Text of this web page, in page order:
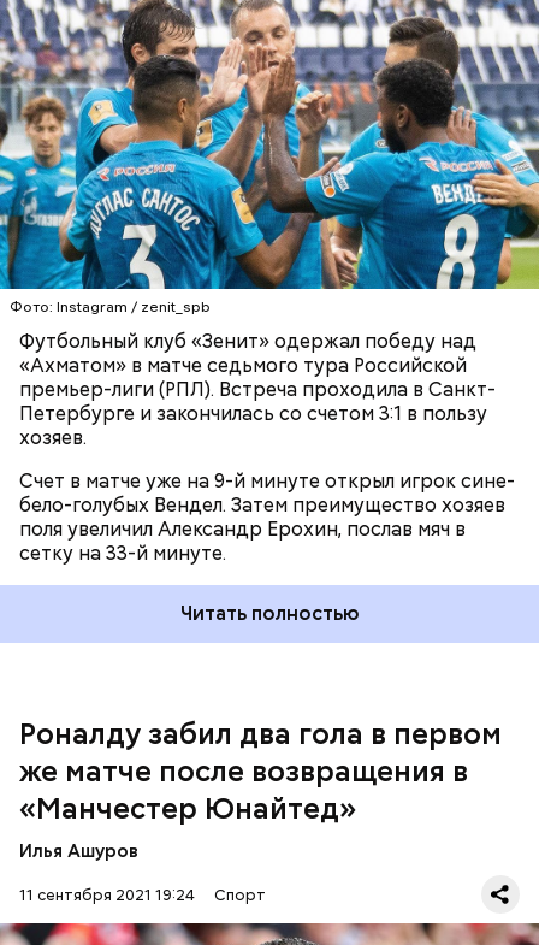
Фото: Instagram / zenit_spb
Футбольный клуб «Зенит» одержал победу над
«Ахматом» в матче седьмого тура Российской
премьер-лиги (РПЛ). Встреча проходила в Санкт-
Петербурге и закончилась со счетом 3:1 в пользу
хозяев.
Счет в матче уже на 9-й минуте открыл игрок сине-
бело-голубых Вендел. Затем преимущество хозяев
поля увеличил Александр Ерохин, послав мяч в
сетку на 33-й минуте.
Во втором тайме грозненский клуб сократил
разницу усилиями Мохамеда Конате (51-я минута).
Под занавес матча — на 83-й минуте — бразилец
Малком вновь увеличил разрыв, зафиксировав
итоговый счет 3:1.
Читать полностью
ФУТБОЛ
ЧЕМПИОНАТ РОССИИ ПО ФУТБОЛУ
ФК «ЗЕНИТ»
АХМАТ
Роналду забил два гола в первом
же матче после возвращения в
«Манчестер Юнайтед»
Илья Ашуров
11 сентября 2021 19:24 Спорт
В августе этого года Криштиану Роналдуперешел
из Ювентуса в «Манчестер Юнайтед», за который
он выступал в 2003–2009 годах. Контракт «МЮ» с
36-летним Роналду рассчитан на два года.
Соглашение имеет возможность продления еще на
сезон при условии получения рабочей визы.